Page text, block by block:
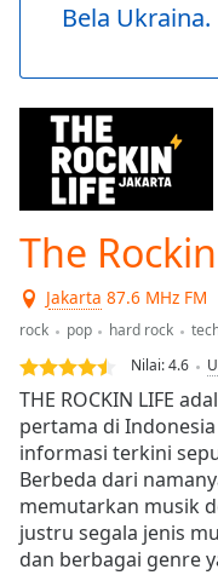
Skip
Skip
Forward
Current
Loaded:
0.00%
Stream
TypeLIVE
live,
currently
behind
liveLIVE
Remaining
Time-
Bela
The
Jakarta 87.6 MHz FM
rock pop hard rock
Nilai:4.6
THE ROCKIN LIFE
pertama di
informasi terkini
Berbeda dari
memutarkan musik
justru segala jenis
dan berbagai genre